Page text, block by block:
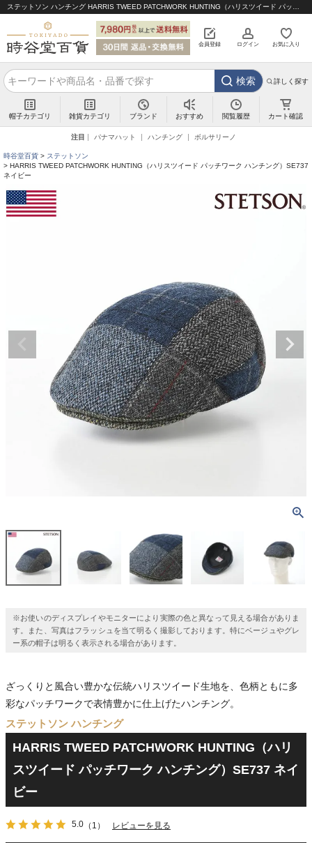
会員登録 ログイン お気に入り
検索 詳しく探す
帽子カテゴリ 雑貨カテゴリ ブランド おすすめ 閲覧履歴 カート確認
注目 パナマハット ハンチング ボルサリーノ
時谷堂百貨
ステットソン
HARRIS TWEED PATCHWORK HUNTING（ハリスツイード パッチワーク ハンチング）SE737
ネイビー
※お使いのディスプレイやモニターにより実際の色と異なって見える場合がありま
す。また、写真はフラッシュを当て明るく撮影しております。特にベージュやグレ
ー系の帽子は明るく表示される場合があります。
ざっくりと風合い豊かな伝統ハリスツイード生地を、色柄ともに多
彩なパッチワークで表情豊かに仕上げたハンチング。
ステットソン ハンチング
HARRIS TWEED PATCHWORK HUNTING（ハリ
スツイード パッチワーク ハンチング）SE737 ネイ
ビー
5.0 （1） レビューを見る